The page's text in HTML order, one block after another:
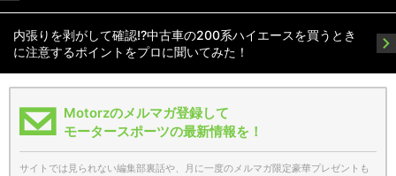
内張りを剥がして確認!?中古車の200系ハイエースを買うとき
に注意するポイントをプロに聞いてみた！
Motorzのメルマガ登録して
モータースポーツの最新情報を！
サイトでは見られない編集部裏話や、月に一度のメルマガ限定豪華プレゼントも